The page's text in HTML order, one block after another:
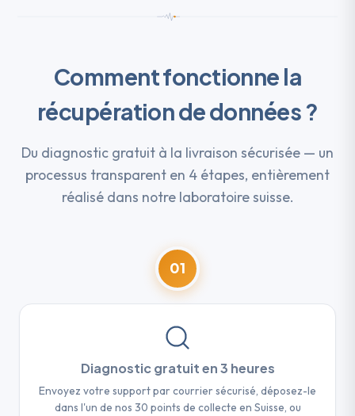
Comment fonctionne la
récupération de données ?
Du diagnostic gratuit à la livraison sécurisée — un
processus transparent en 4 étapes, entièrement
réalisé dans notre laboratoire suisse.
01
Diagnostic gratuit en 3 heures
Envoyez votre support par courrier sécurisé, déposez-le
dans l'un de nos 30 points de collecte en Suisse, ou